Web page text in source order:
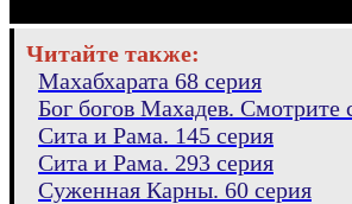
Читайте также:
Махабхарата 68 серия
Бог богов Махадев. Смотрите
Сита и Рама. 145 серия
Сита и Рама. 293 серия
Суженная Карны. 60 серия